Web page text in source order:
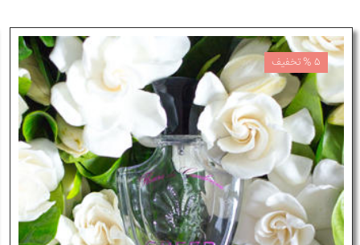
5 % تخفیف